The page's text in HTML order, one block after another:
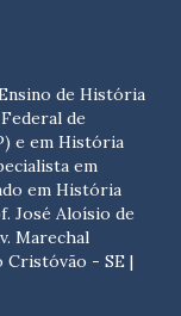
de História
de
e em História
em
em História
José Aloísio de
Marechal
Cristóvão - SE |